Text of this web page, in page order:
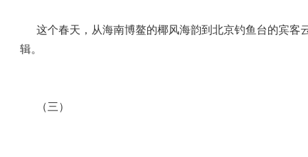
这个春天，从海南博鳌的椰风海韵到北京钓鱼台的宾客
辑。
（三）